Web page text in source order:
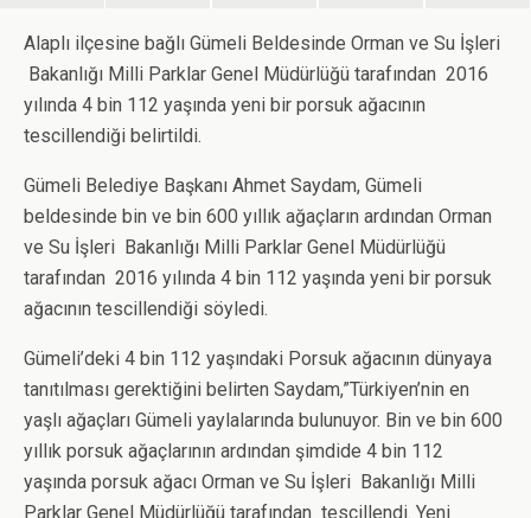
Alaplı ilçesine bağlı Gümeli Beldesinde Orman ve Su İşleri
Bakanlığı Milli Parklar Genel Müdürlüğü tarafından 2016
yılında 4 bin 112 yaşında yeni bir porsuk ağacının
tescillendiği belirtildi.
Gümeli Belediye Başkanı Ahmet Saydam, Gümeli
beldesinde bin ve bin 600 yıllık ağaçların ardından Orman
ve Su İşleri Bakanlığı Milli Parklar Genel Müdürlüğü
tarafından 2016 yılında 4 bin 112 yaşında yeni bir porsuk
ağacının tescillendiği söyledi.
Gümeli’deki 4 bin 112 yaşındaki Porsuk ağacının dünyaya
tanıtılması gerektiğini belirten Saydam,”Türkiyen’nin en
yaşlı ağaçları Gümeli yaylalarında bulunuyor. Bin ve bin 600
yıllık porsuk ağaçlarının ardından şimdide 4 bin 112
yaşında porsuk ağacı Orman ve Su İşleri Bakanlığı Milli
Parklar Genel Müdürlüğü tarafından tescillendi. Yeni